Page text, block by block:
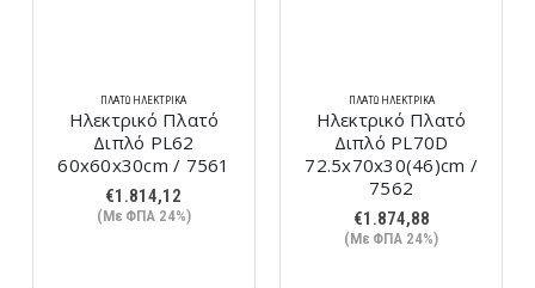
ΠΛΑΤΏ ΗΛΕΚΤΡΙΚΆ
Ηλεκτρικό Πλατό
Διπλό PL62
60x60x30cm / 7561
€1.814,12
(Με ΦΠΑ 24%)
ΠΛΑΤΏ ΗΛΕΚΤΡΙΚΆ
Ηλεκτρικό Πλατό
Διπλό PL70D
72.5x70x30(46)cm /
7562
€1.874,88
(Με ΦΠΑ 24%)